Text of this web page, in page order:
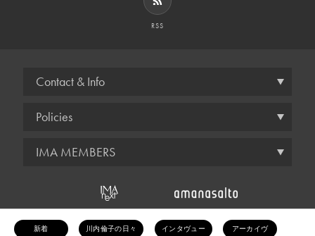
RSS
Contact & Info
Policies
IMA MEMBERS
© amana inc.
新着 川内倫子の日々 インタヴュー アーカイヴ